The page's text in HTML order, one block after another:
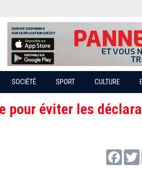
SOCIÉTÉ SPORT CULTURE
pour éviter les